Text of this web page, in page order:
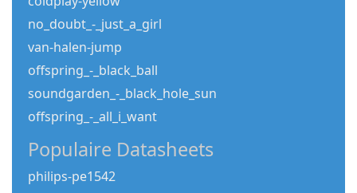
no_doubt_-_just_a_girl
van-halen-jump
offspring_-_black_ball
soundgarden_-_black_hole_sun
offspring_-_all_i_want
Populaire Datasheets
philips-pe1542